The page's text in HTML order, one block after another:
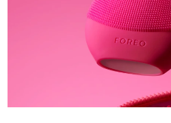
Филиппины